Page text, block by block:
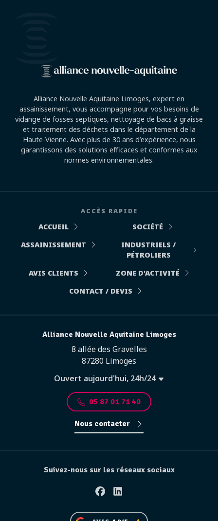
Alliance Nouvelle Aquitaine Limoges, expert en
assainissement, vous accompagne pour vos besoins de
vidange de fosses septiques, nettoyage de bacs à graisse
et traitement des déchets dans le département de la
Haute-Vienne. Avec plus de 30 ans d’expérience, nous
garantissons des solutions efficaces et conformes aux
normes environnementales.
ACCÈS RAPIDE
ACCUEIL
SOCIÉTÉ
ASSAINISSEMENT
INDUSTRIELS /
PÉTROLIERS
AVIS CLIENTS
ZONE D'ACTIVITÉ
CONTACT / DEVIS
Alliance Nouvelle Aquitaine Limoges
8 allée des Gravelles
87280 Limoges
Ouvert aujourd'hui, 24h/24
05 87 01 71 40
Nous contacter
Suivez-nous sur les réseaux sociaux
FacebookLinkedin